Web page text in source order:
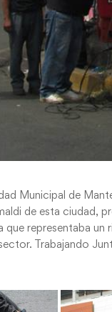
Municipal de
de esta ciudad,
que representaba
Trabajando